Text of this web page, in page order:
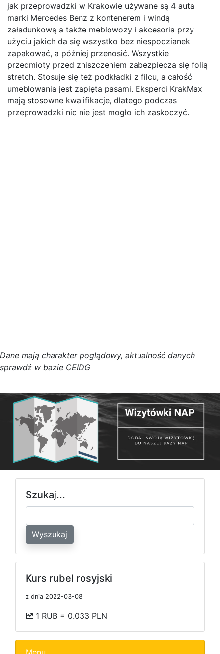
jak przeprowadzki w Krakowie używane są 4 auta
marki Mercedes Benz z kontenerem i windą
załadunkową a także meblowozy i akcesoria przy
użyciu jakich da się wszystko bez niespodzianek
zapakować, a później przenosić. Wszystkie
przedmioty przed zniszczeniem zabezpiecza się folią
stretch. Stosuje się też podkładki z filcu, a całość
umeblowania jest zapięta pasami. Eksperci KrakMax
mają stosowne kwalifikacje, dlatego podczas
przeprowadzki nic nie jest mogło ich zaskoczyć.
Dane mają charakter poglądowy, aktualność danych
sprawdź w bazie CEIDG
Szukaj...
Wyszukaj
Kurs rubel rosyjski
z dnia 2022-03-08
1 RUB = 0.033 PLN
Menu